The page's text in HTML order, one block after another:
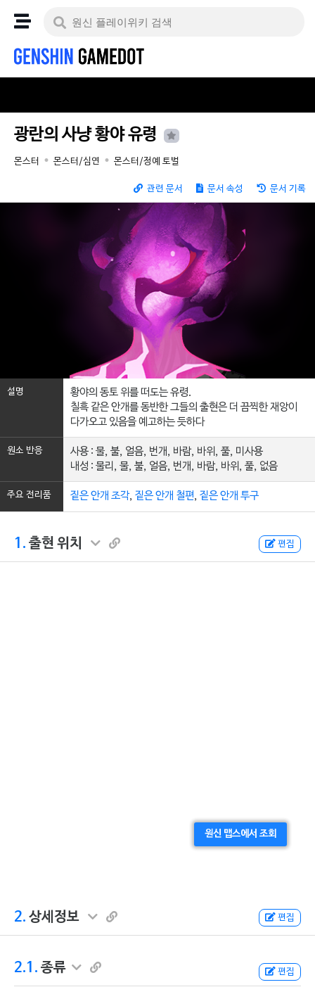
광란의 사냥 황야 유령
몬스터 몬스터/심연 몬스터/정예 토벌
관련 문서 문서 속성 문서 기록
설명
황야의 동토 위를 떠도는 유령.
칠흑 같은 안개를 동반한 그들의 출현은 더 끔찍한 재앙이
다가오고 있음을 예고하는 듯하다
원소 반응
사용 : 물, 불, 얼음, 번개, 바람, 바위, 풀, 미사용
내성 : 물리, 물, 불, 얼음, 번개, 바람, 바위, 풀, 없음
주요 전리품 짙은 안개 조각, 짙은 안개 철편, 짙은 안개 투구
1. 출현 위치 편집
원신 맵스에서 조회
2. 상세정보 편집
2.1. 종류 편집